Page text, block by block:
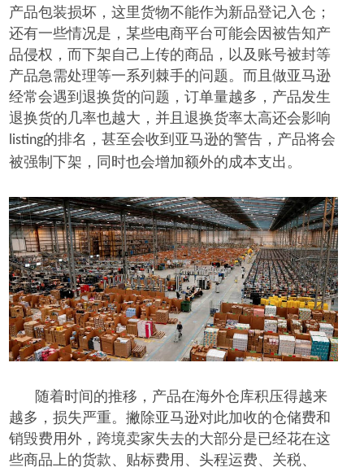
产品包装损坏，这里货物不能作为新品登记入仓 ；
还有一些情况是，某些电商平台可能会因被告知产
品侵权 ，而下架自己上传的商品， 以及 账号被封等
产品急需处理等一系列棘手的问题。而且做亚马逊
经常会遇到退换货的问题，订单量越多，产品发生
退换货的几率也越大，并且退换货率太高还会影响
listing的排名，甚至会收到亚马逊的警告，产品将会
被强制下架，同时也会增加额外的成本支出。
随着时间的推移，产品在海外仓库积压得越来
越多，损失严重。撇除亚马逊对此加收的仓储费和
销毁费用外，跨境卖家失去的大部分是已经花在这
些商品上的货款、 贴标费用 、 头程运费、 关税、